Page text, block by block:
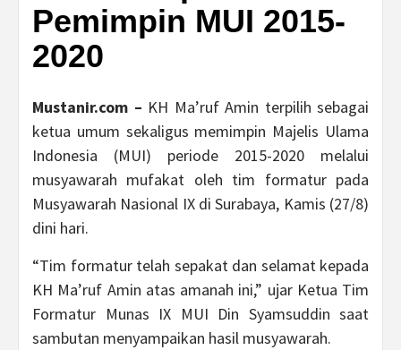
Pemimpin MUI 2015-
2020
Mustanir.com – KH Ma’ruf Amin terpilih sebagai
ketua umum sekaligus memimpin Majelis Ulama
Indonesia (MUI) periode 2015-2020 melalui
musyawarah mufakat oleh tim formatur pada
Musyawarah Nasional IX di Surabaya, Kamis (27/8)
dini hari.
“Tim formatur telah sepakat dan selamat kepada
KH Ma’ruf Amin atas amanah ini,” ujar Ketua Tim
Formatur Munas IX MUI Din Syamsuddin saat
sambutan menyampaikan hasil musyawarah.